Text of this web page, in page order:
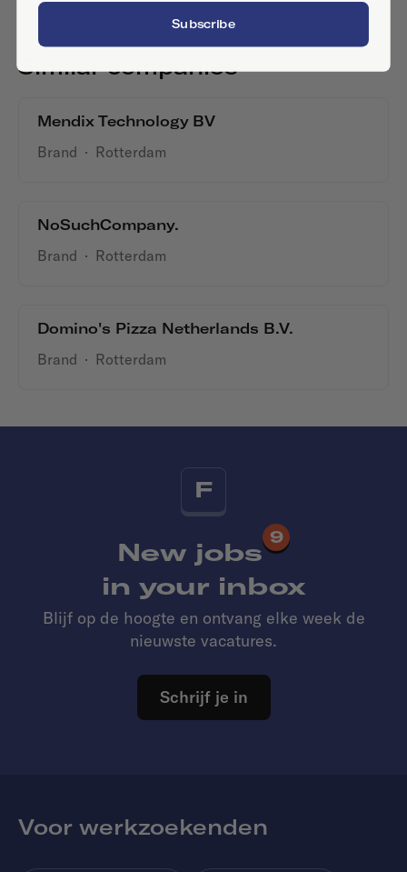
Similar companies
Mendix Technology BV
Brand · Rotterdam
NoSuchCompany.
Brand · Rotterdam
Domino's Pizza Netherlands B.V.
Brand · Rotterdam
F
New jobs
9
in your inbox
Blijf op de hoogte en ontvang elke week de
nieuwste vacatures.
Schrijf je in
Voor werkzoekenden
Subscribe